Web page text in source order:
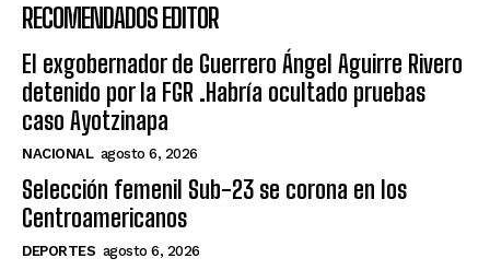
RECOMENDADOS EDITOR
El exgobernador de Guerrero Ángel Aguirre Rivero
detenido por la FGR .Habría ocultado pruebas
caso Ayotzinapa
NACIONAL agosto 6, 2026
Selección femenil Sub-23 se corona en los
Centroamericanos
DEPORTES agosto 6, 2026